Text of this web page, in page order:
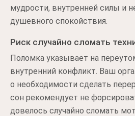
мудрости, внутренней силы и
душевного спокойствия.
Риск случайно сломать
Поломка указывает на
внутренний конфликт. Ваш
о необходимости сделать
сон рекомендует не
довелось случайно сломать